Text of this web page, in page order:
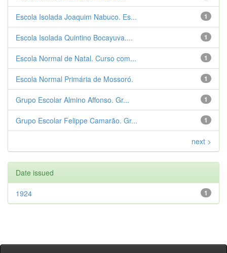
1
Escola Isolada Joaquim Nabuco. Es...
1
Escola Isolada Quintino Bocayuva....
1
Escola Normal de Natal. Curso com...
1
Escola Normal Primária de Mossoró.
1
Grupo Escolar Almino Affonso. Gr...
1
Grupo Escolar Felippe Camarão. Gr...
next >
Date issued
1
1924